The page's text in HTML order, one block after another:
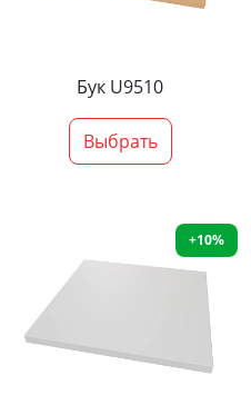
Бук U9510
Выбрать
+10%